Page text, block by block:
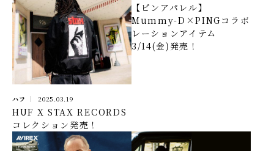
ハフ 2025.03.19
HUF X STAX RECORDS
コレクション発売！
【ピンアパレル】
Mummy-D×PINGコラボ
レーションアイテム
3/14(金)発売！